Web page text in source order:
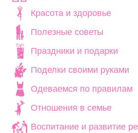
Красота и здоровье
Полезные советы
Праздники и подарки
Поделки своими руками
Одеваемся по правилам
Отношения в семье
Воспитание и развитие